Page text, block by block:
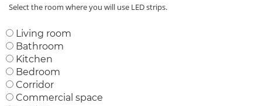
Select the room where you will use LED strips.
Living room
Bathroom
Kitchen
Bedroom
Corridor
Commercial space